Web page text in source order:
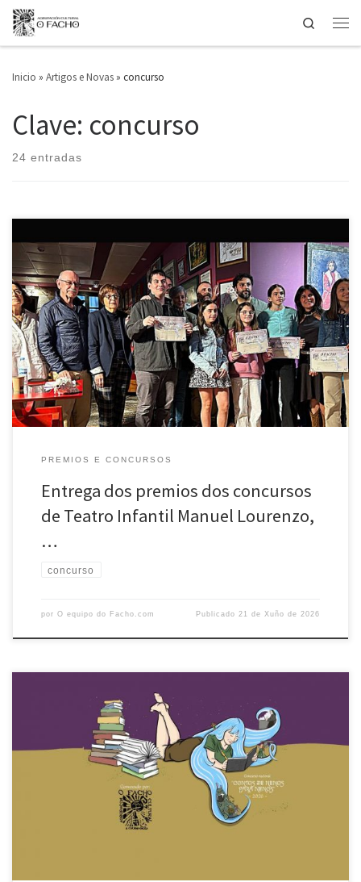
Saltar ao contido
Search
Inicio » Artigos e Novas » concurso
Clave: concurso
24 entradas
O pasado 5 de xuño, no local de Portas Ártabras, O Facho celebrou a
entrega dos premios dos concursos de Teatro Infantil Manuel
Lourenzo, de Poesía e de Contos de Nenas e Nenos para Nenas e
Nenos, unha das citas máis significativas do calendario anual da
agrupación. No acto participaron […]
PREMIOS E CONCURSOS
Entrega dos premios dos concursos
de Teatro Infantil Manuel Lourenzo,
…
concurso
por O equipo do Facho.com Publicado 21 de Xuño de 2026
A seguir detállase polo miúdo a resolución do concurso anual de
contos da Agrupación Cultural O Facho: Premios da Categoría
A(Nenos e nenas dende 9 ata 12 anos): 1º PREMIO Título: Outro mundo
é posible Autora: Irene Rioseco Cuerpo Centro: IES Concepción Arenal
de Ferrol 2º PREMIO Título: A nosa vida […]